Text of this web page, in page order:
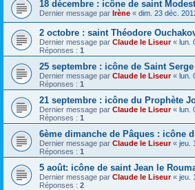
18 décembre : icône de saint
Dernier message par Irène « dim. 23 déc.
2 octobre : saint Théodore
Dernier message par Claude le Liseur« lun.
Réponses : 1
25 septembre : icône de Saint Serge
Dernier message par Claude le Liseur« lun.
Réponses : 1
21 septembre : icône du Prophète
Dernier message par Claude le Liseur« lun.
Réponses : 1
6ème dimanche de Pâques : icône
Dernier message par Claude le Liseur« jeu.
Réponses : 1
5 août: icône de saint Jean le
Dernier message par Claude le Liseur« jeu.
Réponses : 2